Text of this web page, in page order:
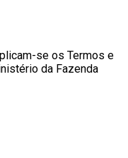
se os Termos e
da Fazenda